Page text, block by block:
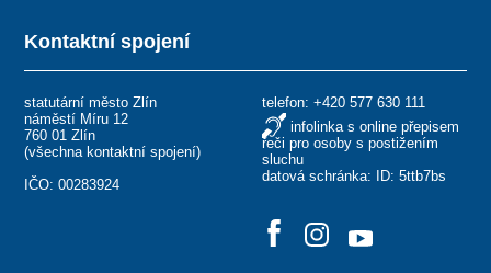
Kontaktní spojení
statutární město Zlín
náměstí Míru 12
760 01 Zlín
(všechna kontaktní spojení)
IČO: 00283924
telefon: +420 577 630 111
infolinka s online přepisem
řeči pro osoby s postižením
sluchu
datová schránka: ID: 5ttb7bs